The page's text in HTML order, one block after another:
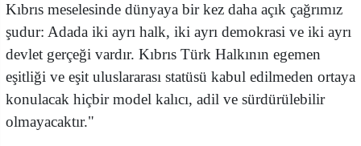
Kıbrıs meselesinde dünyaya bir kez daha açık çağrımız
şudur: Adada iki ayrı halk, iki ayrı demokrasi ve iki ayrı
devlet gerçeği vardır. Kıbrıs Türk Halkının egemen
eşitliği ve eşit uluslararası statüsü kabul edilmeden ortaya
konulacak hiçbir model kalıcı, adil ve sürdürülebilir
olmayacaktır."